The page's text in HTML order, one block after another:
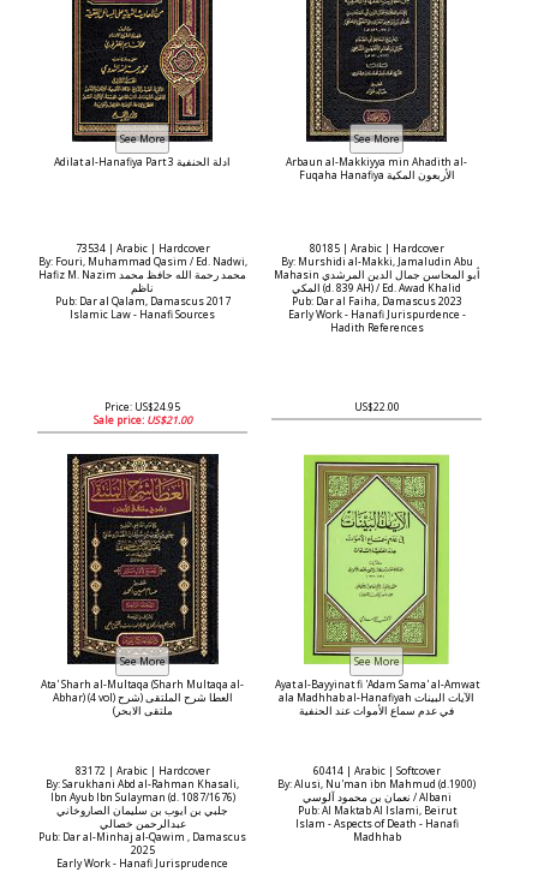
Adilat al-Hanafiya Part 3 ادلة الحنفية
73534 | Arabic | Hardcover
By: Fouri, Muhammad Qasim / Ed. Nadwi,
Hafiz M. Nazim محمد رحمة الله حافظ محمد
ناظم
Pub: Dar al Qalam, Damascus 2017
Islamic Law - Hanafi Sources
Price: US$24.95
Sale price: US$21.00
Arbaun al-Makkiyya min Ahadith al-
Fuqaha Hanafiya الأربعون المكية
80185 | Arabic | Hardcover
By: Murshidi al-Makki, Jamaludin Abu
Mahasin أبو المحاسن جمال الدين المرشدي
المكي (d. 839 AH) / Ed. Awad Khalid
Pub: Dar al Faiha, Damascus 2023
Early Work - Hanafi Jurispurdence -
Hadith References
US$22.00
Ata' Sharh al-Multaqa (Sharh Multaqa al-
Abhar) (4 vol) العطا شرح الملتقى (شرح
ملتقى الابحر)
83172 | Arabic | Hardcover
By: Sarukhani Abd al-Rahman Khasali,
Ibn Ayub Ibn Sulayman (d. 1087/1676)
جلبي بن ايوب بن سليمان الصاروخاني
عبدالرحمن خصالي
Pub: Dar al-Minhaj al-Qawim , Damascus
2025
Early Work - Hanafi Jurisprudence
Ayat al-Bayyinat fi 'Adam Sama' al-Amwat
ala Madhhab al-Hanafiyah الآيات البينات
في عدم سماع الأموات عند الحنفية
60414 | Arabic | Softcover
By: Alusi, Nu'man ibn Mahmud (d.1900)
نعمان بن محمود آلوسي / Albani
Pub: Al Maktab Al Islami, Beirut
Islam - Aspects of Death - Hanafi
Madhhab